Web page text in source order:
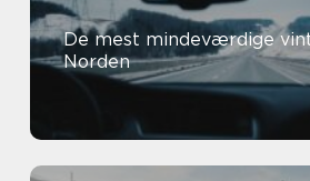
De mest mindeværdige
Norden